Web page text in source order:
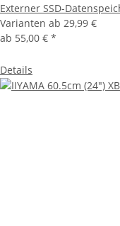
Externer SSD-
Varianten ab 29,99 €
ab 55,00 € *
Details